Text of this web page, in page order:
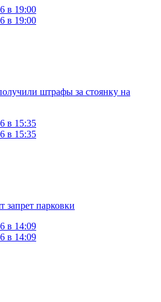
в 19:00
в 19:00
штрафы за стоянку на
в 15:35
в 15:35
парковки
в 14:09
в 14:09